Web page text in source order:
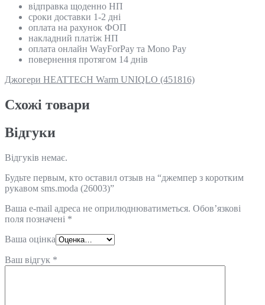
відправка щоденно НП
сроки доставки 1-2 дні
оплата на рахунок ФОП
накладний платіж НП
оплата онлайн WayForPay та Mono Pay
повернення протягом 14 днів
Джогери HEATTECH Warm UNIQLO (451816)
Схожi товари
Відгуки
Відгуків немає.
Будьте первым, кто оставил отзыв на “джемпер з коротким
рукавом sms.moda (26003)”
Ваша e-mail адреса не оприлюднюватиметься. Обов’язкові
поля позначені *
Ваша оцінка
Ваш відгук *